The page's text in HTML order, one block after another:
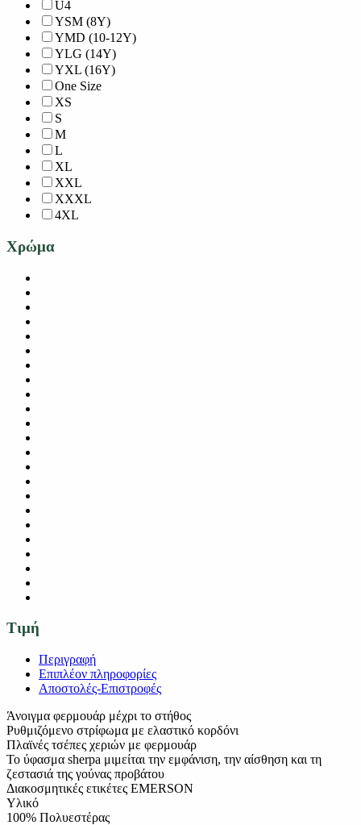
U4
YSM (8Y)
YMD (10-12Y)
YLG (14Y)
YXL (16Y)
One Size
XS
S
M
L
XL
XXL
XXXL
4XL
Χρώμα
Τιμή
Περιγραφή
Επιπλέον πληροφορίες
Αποστολές-Επιστροφές
Άνοιγμα φερμουάρ μέχρι το στήθος
Ρυθμιζόμενο στρίφωμα με ελαστικό κορδόνι
Πλαϊνές τσέπες χεριών με φερμουάρ
Το ύφασμα sherpa μιμείται την εμφάνιση, την αίσθηση και τη
ζεστασιά της γούνας προβάτου
Διακοσμητικές ετικέτες EMERSON
Υλικό
100% Πολυεστέρας